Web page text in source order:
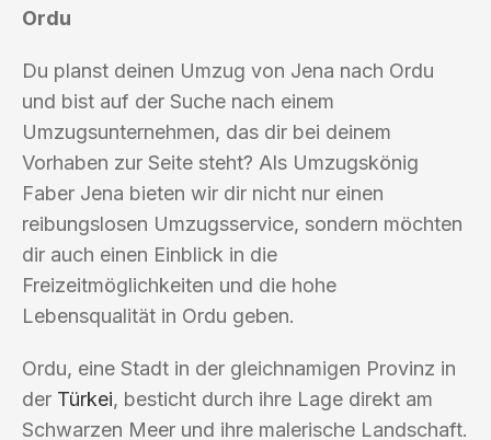
Ordu
Du planst deinen Umzug von Jena nach Ordu
und bist auf der Suche nach einem
Umzugsunternehmen, das dir bei deinem
Vorhaben zur Seite steht? Als Umzugskönig
Faber Jena bieten wir dir nicht nur einen
reibungslosen Umzugsservice, sondern möchten
dir auch einen Einblick in die
Freizeitmöglichkeiten und die hohe
Lebensqualität in Ordu geben.
Ordu, eine Stadt in der gleichnamigen Provinz in
der Türkei, besticht durch ihre Lage direkt am
Schwarzen Meer und ihre malerische Landschaft.